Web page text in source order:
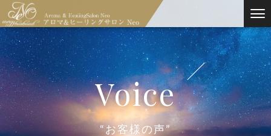
voice
“お客様の声”